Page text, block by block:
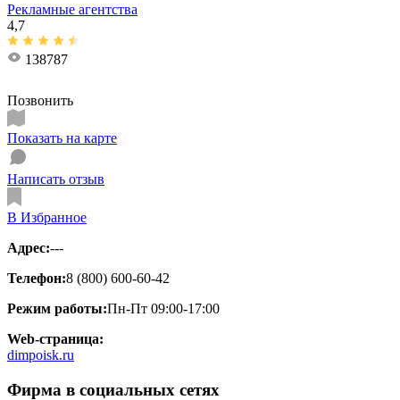
Рекламные агентства
4,7
138787
Позвонить
Показать на карте
Написать отзыв
В Избранное
Адрес:---
Телефон:8 (800) 600-60-42
Режим работы:Пн-Пт 09:00-17:00
Web-страница:
dimpoisk.ru
Фирма в социальных сетях